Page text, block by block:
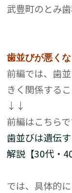
武豊町のとみ
歯並びが悪く
前編では、歯
きく関係する
↓↓
前編はこちらで
歯並びは遺伝
解説【30代・
では、具体的